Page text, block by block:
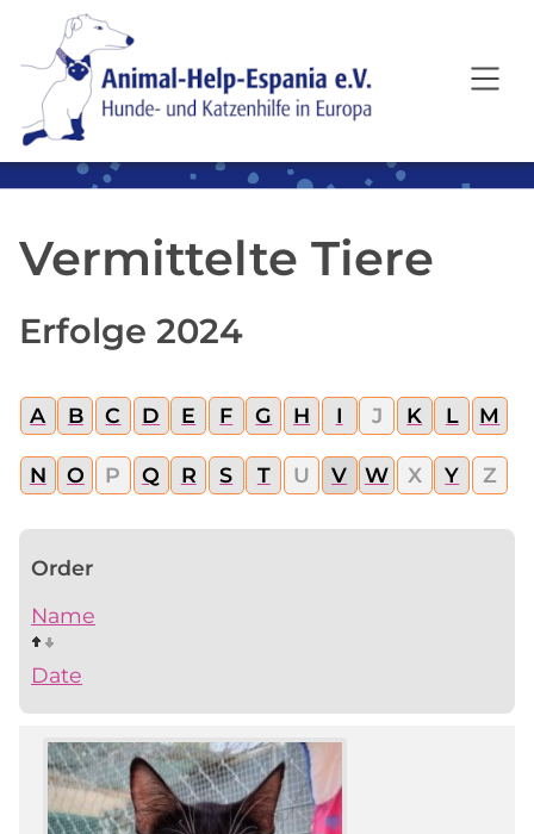
SKIP TO MAIN CONTENT
Vermittelte Tiere
Erfolge 2024
A B C D E F G H I J K L M
N O P Q R S T U V W X Y Z
Order
Name
Date